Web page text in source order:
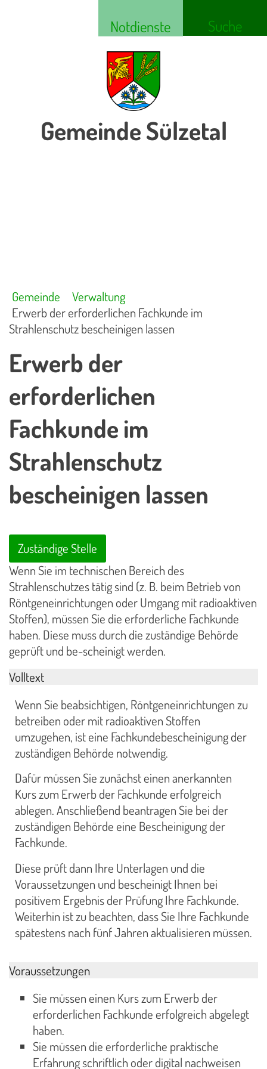
Notdienste Suche
Gemeinde Sülzetal
Gemeinde
Verwaltung
Erwerb der erforderlichen Fachkunde im
Strahlenschutz bescheinigen lassen
Erwerb der
erforderlichen
Fachkunde im
Strahlenschutz
bescheinigen lassen
Zuständige Stelle
Wenn Sie im technischen Bereich des
Strahlenschutzes tätig sind (z. B. beim Betrieb von
Röntgeneinrichtungen oder Umgang mit radioaktiven
Stoffen), müssen Sie die erforderliche Fachkunde
haben. Diese muss durch die zuständige Behörde
geprüft und be-scheinigt werden.
Volltext
Wenn Sie beabsichtigen, Röntgeneinrichtungen zu
betreiben oder mit radioaktiven Stoffen
umzugehen, ist eine Fachkundebescheinigung der
zuständigen Behörde notwendig.
Dafür müssen Sie zunächst einen anerkannten
Kurs zum Erwerb der Fachkunde erfolgreich
ablegen. Anschließend beantragen Sie bei der
zuständigen Behörde eine Bescheinigung der
Fachkunde.
Diese prüft dann Ihre Unterlagen und die
Voraussetzungen und bescheinigt Ihnen bei
positivem Ergebnis der Prüfung Ihre Fachkunde.
Weiterhin ist zu beachten, dass Sie Ihre Fachkunde
spätestens nach fünf Jahren aktualisieren müssen.
Voraussetzungen
Sie müssen einen Kurs zum Erwerb der
erforderlichen Fachkunde erfolgreich abgelegt
haben.
Sie müssen die erforderliche praktische
Erfahrung schriftlich oder digital nachweisen